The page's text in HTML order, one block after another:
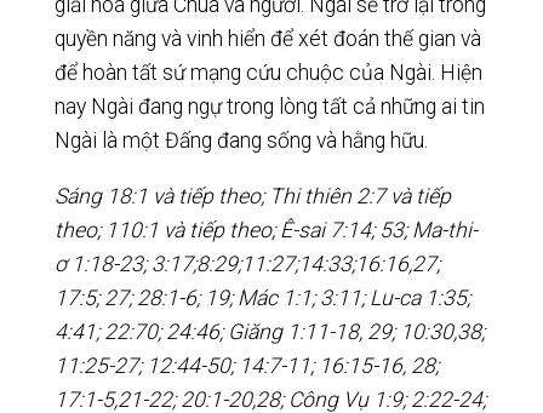
giải hòa giữa Chúa và người. Ngài sẽ trở lại trong
quyền năng và vinh hiển để xét đoán thế gian và
để hoàn tất sứ mạng cứu chuộc của Ngài. Hiện
nay Ngài đang ngự trong lòng tất cả những ai tin
Ngài là một Đấng đang sống và hằng hữu.
Sáng 18:1 và tiếp theo; Thi thiên 2:7 và tiếp
theo; 110:1 và tiếp theo; Ê-sai 7:14; 53; Ma-thi-
ơ 1:18-23; 3:17;8:29;11:27;14:33;16:16,27;
17:5; 27; 28:1-6; 19; Mác 1:1; 3:11; Lu-ca 1:35;
4:41; 22:70; 24:46; Giăng 1:11-18, 29; 10:30,38;
11:25-27; 12:44-50; 14:7-11; 16:15-16, 28;
17:1-5,21-22; 20:1-20,28; Công Vụ 1:9; 2:22-24;